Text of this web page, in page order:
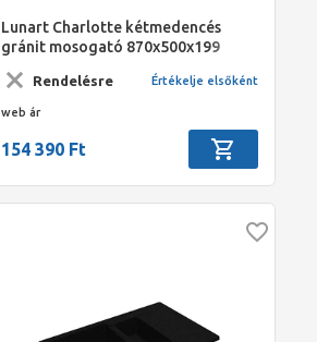
Lunart Charlotte kétmedencés
gránit mosogató 870x500x199
Rendelésre Értékelje elsőként
web ár
154 390 Ft